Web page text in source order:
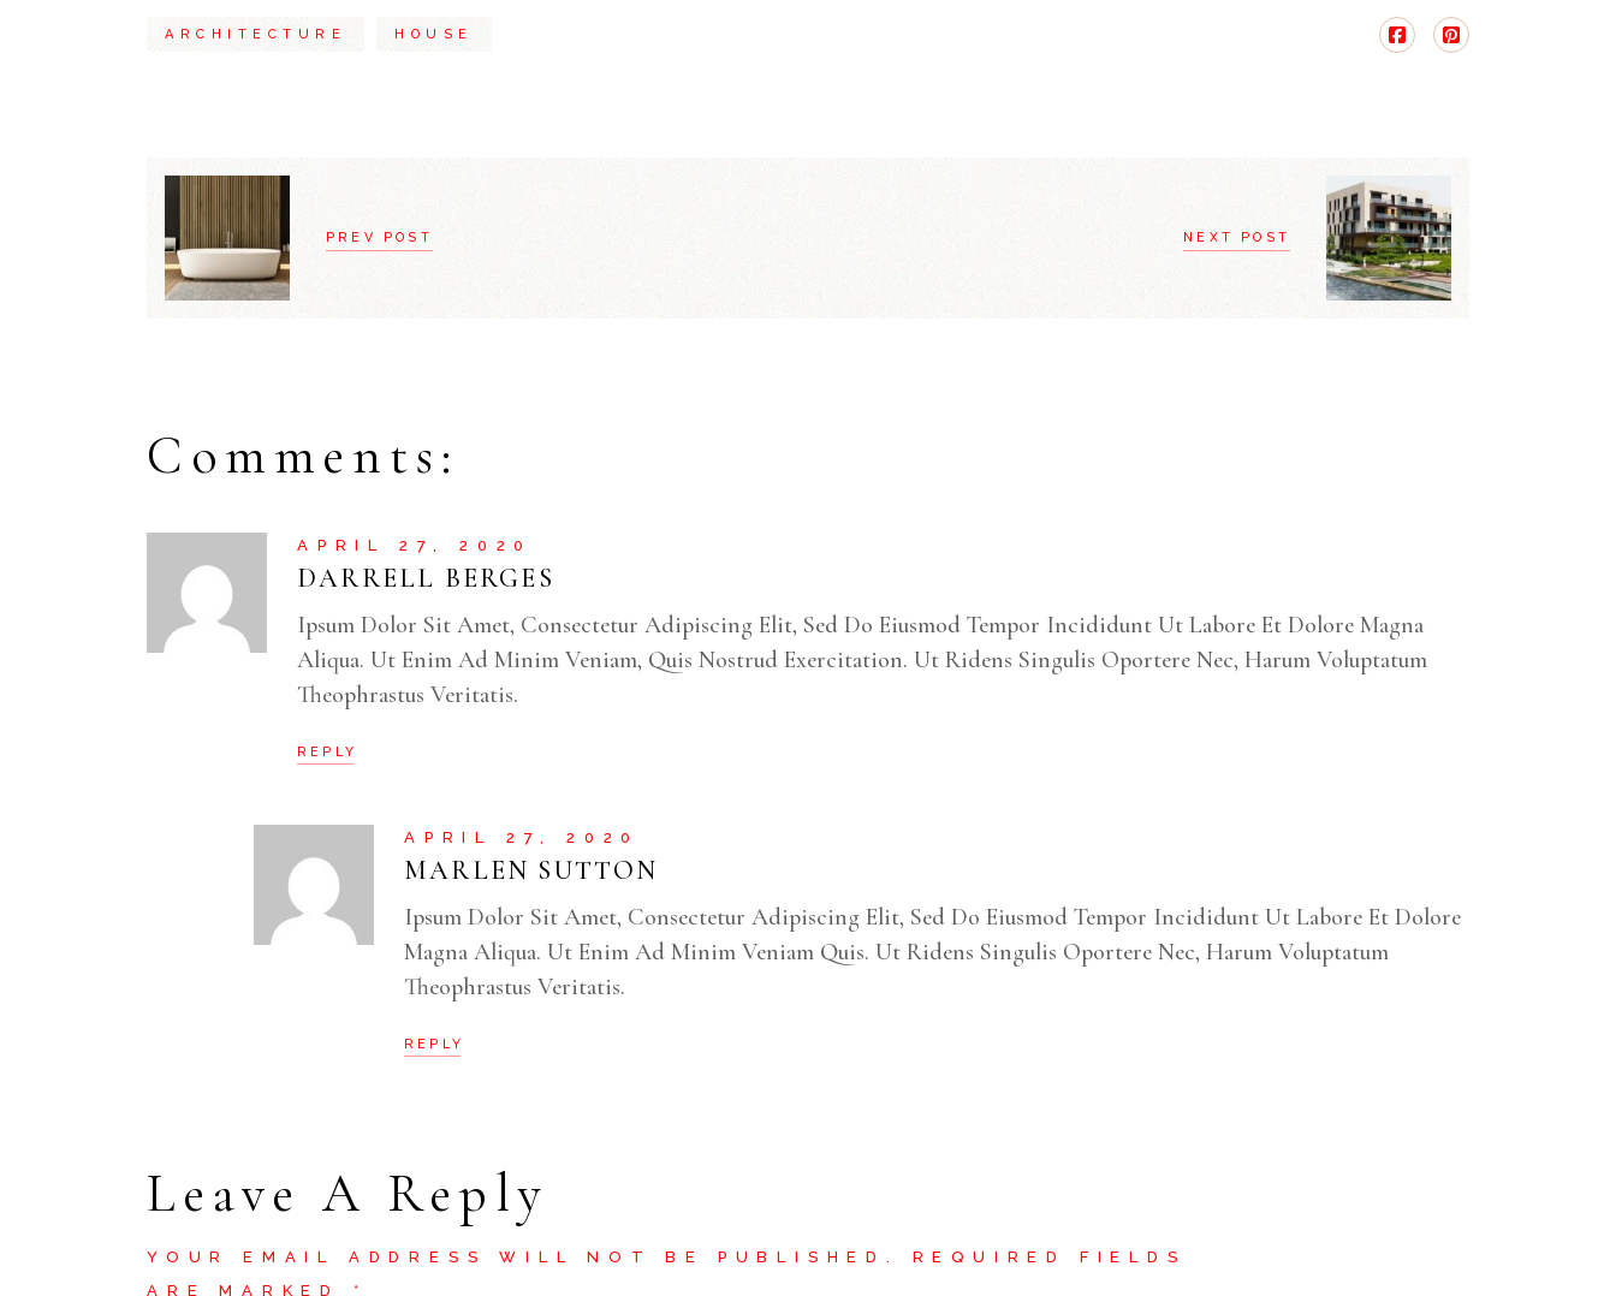
ARCHITECTURE HOUSE
PREV POST NEXT POST
Comments:
APRIL 27, 2020
DARRELL BERGES
Ipsum Dolor Sit Amet, Consectetur Adipiscing Elit, Sed Do Eiusmod Tempor Incididunt Ut Labore Et Dolore Magna
Aliqua. Ut Enim Ad Minim Veniam, Quis Nostrud Exercitation. Ut Ridens Singulis Oportere Nec, Harum Voluptatum
Theophrastus Veritatis.
REPLY
APRIL 27, 2020
MARLEN SUTTON
Ipsum Dolor Sit Amet, Consectetur Adipiscing Elit, Sed Do Eiusmod Tempor Incididunt Ut Labore Et Dolore
Magna Aliqua. Ut Enim Ad Minim Veniam Quis. Ut Ridens Singulis Oportere Nec, Harum Voluptatum
Theophrastus Veritatis.
REPLY
Leave A Reply
YOUR EMAIL ADDRESS WILL NOT BE PUBLISHED.
REQUIRED FIELDS
ARE MARKED *